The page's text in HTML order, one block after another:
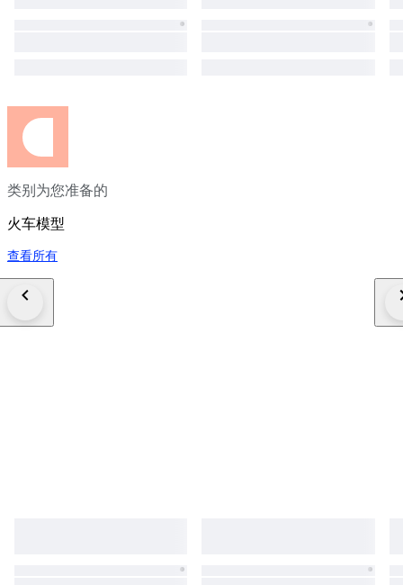
类别为您准备的
火车模型
查看所有